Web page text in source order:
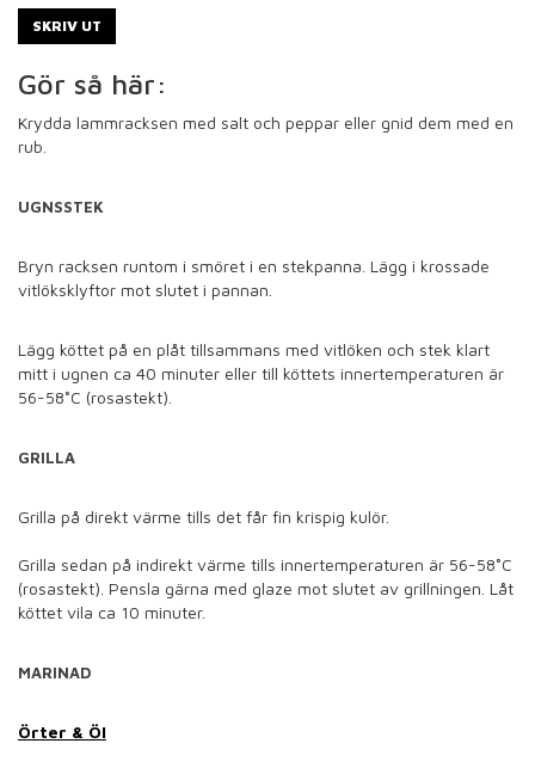
SKRIV UT
Gör så här:
Krydda lammracksen med salt och peppar eller gnid dem med en
rub.
UGNSSTEK
Bryn racksen runtom i smöret i en stekpanna. Lägg i krossade
vitlöksklyftor mot slutet i pannan.
Lägg köttet på en plåt tillsammans med vitlöken och stek klart
mitt i ugnen ca 40 minuter eller till köttets innertemperaturen är
56-58˚C (rosastekt).
GRILLA
Grilla på direkt värme tills det får fin krispig kulör.
Grilla sedan på indirekt värme tills innertemperaturen är 56-58˚C
(rosastekt). Pensla gärna med glaze mot slutet av grillningen. Låt
köttet vila ca 10 minuter.
MARINAD
Örter & Öl